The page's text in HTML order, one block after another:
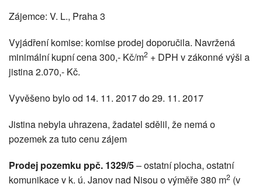
Zájemce: V. L., Praha 3
Vyjádření komise: komise prodej doporučila. Navržená
minimální kupní cena 300,- Kč/m2 + DPH v zákonné výši a
jistina 2.070,- Kč.
Vyvěšeno bylo od 14. 11. 2017 do 29. 11. 2017
Jistina nebyla uhrazena, žadatel sdělil, že nemá o
pozemek za tuto cenu zájem
Prodej pozemku ppč. 1329/5– ostatní plocha, ostatní
komunikace v k. ú. Janov nad Nisou o výměře 380 m2 (v